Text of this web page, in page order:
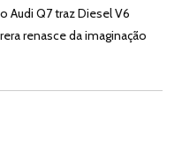
Audi Q7 traz Diesel V6
renasce da imaginação